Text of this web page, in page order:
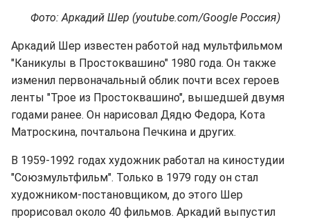
Фото: Аркадий Шер (youtube.com/Google Россия)
Аркадий Шер известен работой над мультфильмом
"Каникулы в Простоквашино" 1980 года. Он также
изменил первоначальный облик почти всех героев
ленты "Трое из Простоквашино", вышедшей двумя
годами ранее. Он нарисовал Дядю Федора, Кота
Матроскина, почтальона Печкина и других.
В 1959-1992 годах художник работал на киностудии
"Союзмультфильм". Только в 1979 году он стал
художником-постановщиком, до этого Шер
прорисовал около 40 фильмов. Аркадий выпустил